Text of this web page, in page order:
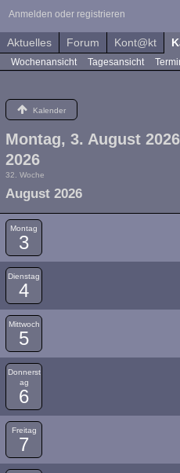
Anmelden oder registrieren
Aktuelles Forum Kont@kt
Wochenansicht Tagesansicht
Kalender
Montag, 3. August
2026
32. Woche
August 2026
Montag
3
Dienstag
4
Mittwoch
5
Donnerst
ag
6
Freitag
7